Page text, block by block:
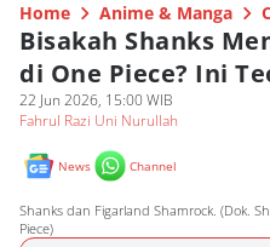
Home Anime & Manga
Bisakah Shanks
di One Piece? Ini
22 Jun 2026, 15:00 WIB
Fahrul Razi Uni Nurullah
News Channel
Shanks dan Figarland Shamrock. (Dok.
Piece)